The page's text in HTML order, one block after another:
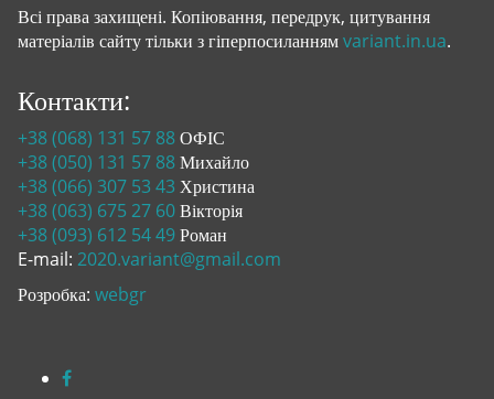
Всі права захищені. Копіювання, передрук, цитування
матеріалів сайту тільки з гіперпосиланнямvariant.in.ua.
Контакти:
+38 (068) 131 57 88ОФІС
+38 (050) 131 57 88Михайло
+38 (066) 307 53 43 Христина
+38 (063) 675 27 60Вікторія
+38 (093) 612 54 49Роман
E-mail: 2020.variant@gmail.com
Розробка: webgr